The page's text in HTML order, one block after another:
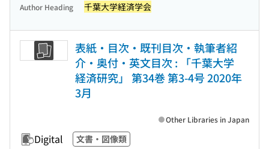
Author Heading 千葉大学経済学会
表紙・目次・既刊目次・執筆者紹
介・奥付・英文目次 : 「千葉大学
経済研究」 第34巻 第3-4号 2020年
3月
Digital 文書・図像類
Other Libraries in Japan